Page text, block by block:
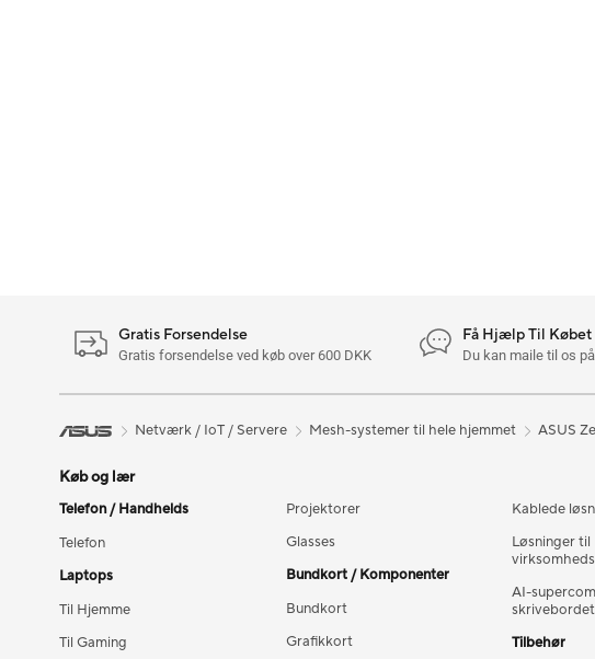
Gratis Forsendelse
Gratis forsendelse ved køb over 600 DKK
Få Hjælp Til Købet
Du kan maile til os
Netværk / IoT / Servere Mesh-systemer til hele hjemmet ASUS
Køb og lær
Telefon / Handhelds
Telefon
Laptops
Til Hjemme
Til Gaming
Projektorer
Glasses
Bundkort / Komponenter
Bundkort
Grafikkort
Kablede
Løsninger til
AI-
skrivebordet
Tilbehør